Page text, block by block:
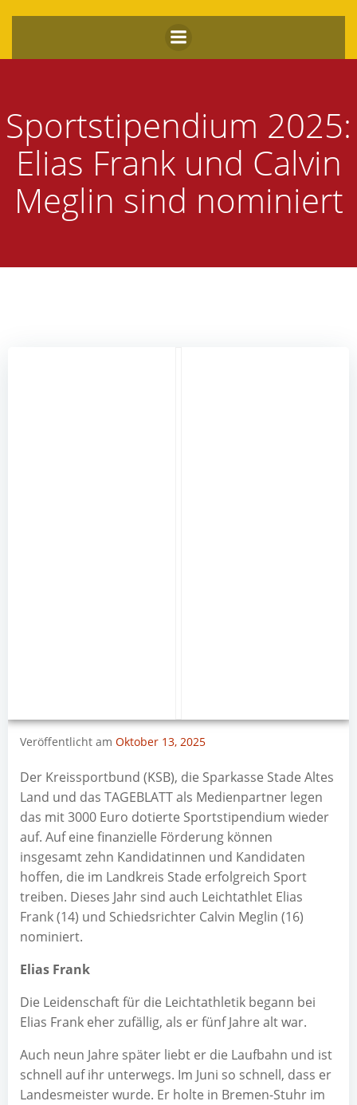
Inhalt
springen
Sportstipendium 2025:
Elias Frank und Calvin
Meglin sind nominiert
Veröffentlicht am Oktober 13, 2025
Der Kreissportbund (KSB), die Sparkasse Stade Altes
Land und das TAGEBLATT als Medienpartner legen
das mit 3000 Euro dotierte Sportstipendium wieder
auf. Auf eine finanzielle Förderung können
insgesamt zehn Kandidatinnen und Kandidaten
hoffen, die im Landkreis Stade erfolgreich Sport
treiben. Dieses Jahr sind auch Leichtathlet Elias
Frank (14) und Schiedsrichter Calvin Meglin (16)
nominiert.
Elias Frank
Die Leidenschaft für die Leichtathletik begann bei
Elias Frank eher zufällig, als er fünf Jahre alt war.
Auch neun Jahre später liebt er die Laufbahn und ist
schnell auf ihr unterwegs. Im Juni so schnell, dass er
Landesmeister wurde. Er holte in Bremen-Stuhr im